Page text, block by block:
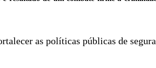
as políticas públicas de